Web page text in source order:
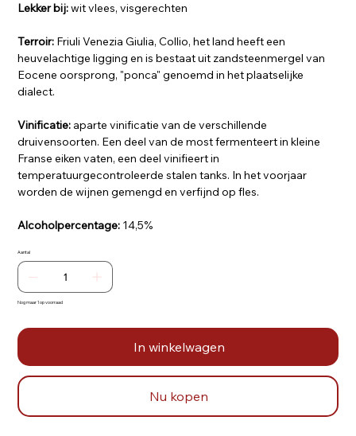
Lekker bij:wit vlees, visgerechten
Terroir: Friuli Venezia Giulia, Collio, het land heeft een
heuvelachtige ligging en is bestaat uit zandsteenmergel van
Eocene oorsprong, "ponca" genoemd in het plaatselijke
dialect.
Vinificatie: aparte vinificatie van de verschillende
druivensoorten. Een deel van de most fermenteert in kleine
Franse eiken vaten, een deel vinifieert in
temperatuurgecontroleerde stalen tanks. In het voorjaar
worden de wijnen gemengd en verfijnd op fles.
Alcoholpercentage: 14,5%
Aantal
Nog maar 1 op voorraad
In winkelwagen
Nu kopen